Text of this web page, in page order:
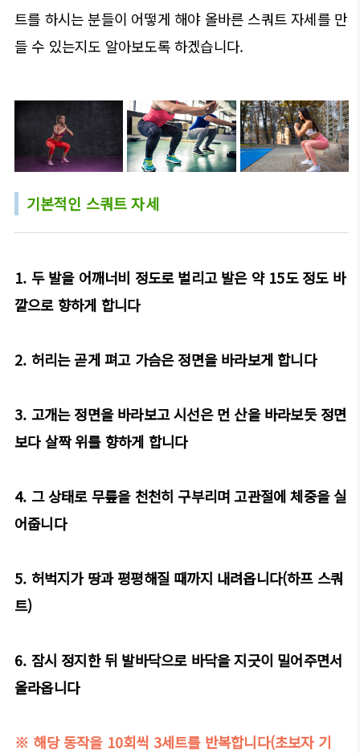
트를 하시는 분들이 어떻게 해야 올바른 스쿼트 자세를 만
들 수 있는지도 알아보도록 하겠습니다.
기본적인 스쿼트 자세
1. 두 발을 어깨너비 정도로 벌리고 발은 약 15도 정도 바
깥으로 향하게 합니다
2. 허리는 곧게 펴고 가슴은 정면을 바라보게 합니다
3. 고개는 정면을 바라보고 시선은 먼 산을 바라보듯 정면
보다 살짝 위를 향하게 합니다
4. 그 상태로 무릎을 천천히 구부리며 고관절에 체중을 실
어줍니다
5. 허벅지가 땅과 평평해질 때까지 내려옵니다(하프 스쿼
트)
6. 잠시 정지한 뒤 발바닥으로 바닥을 지긋이 밀어주면서
올라옵니다
※ 해당 동작을 10회씩 3세트를 반복합니다(초보자 기